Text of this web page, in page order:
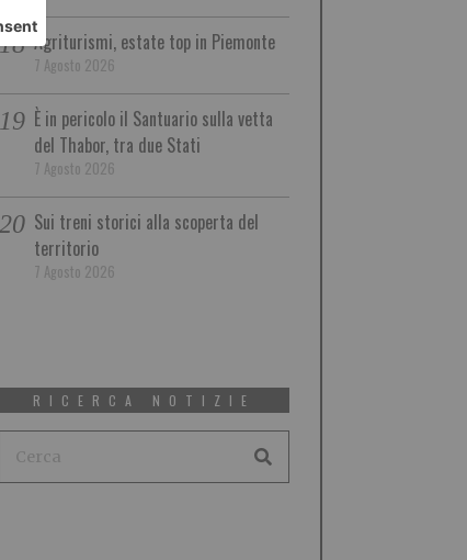
Agriturismi, estate top in Piemonte
7 Agosto 2026
È in pericolo il Santuario sulla vetta
del Thabor, tra due Stati
7 Agosto 2026
Sui treni storici alla scoperta del
territorio
7 Agosto 2026
RICERCA NOTIZIE